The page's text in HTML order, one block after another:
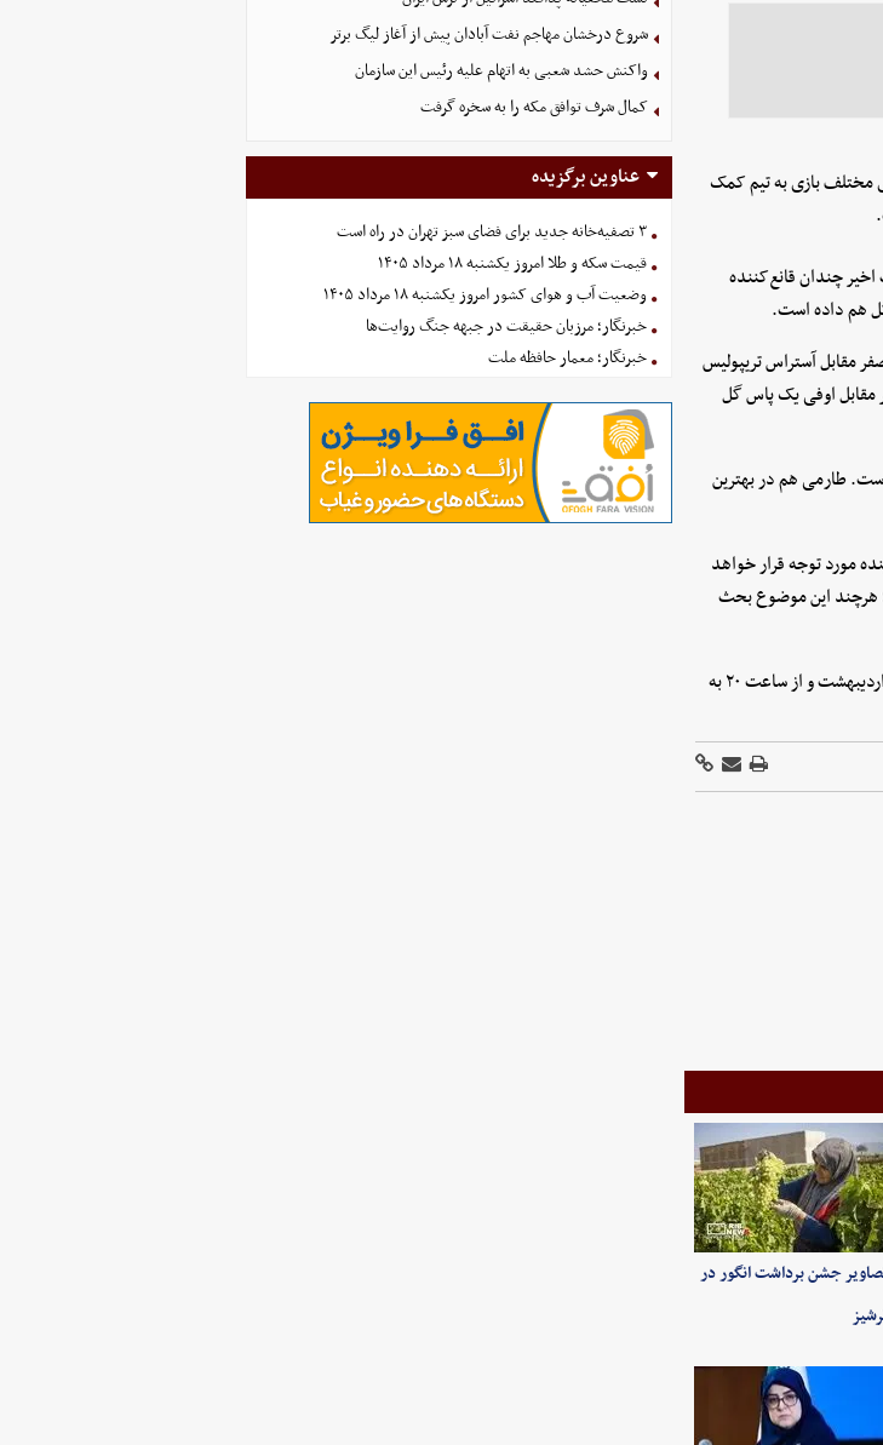
مختلف بازی به تیم کمک
چندان قانع‌کننده
سه ماه است که برای المپیاکوس گل نزده است. آخرین گل طارمی در پیروزی ۳ بر صفر مقابل آستراس تریپولیس
که یک پاس گل هم داد. پس از آن فقط در برد خارج از خانه ۳ بر صفر مقابل اوفی یک پاس گل
طارمی هم در بهترین
مورد توجه قرار خواهد
هرچند این موضوع بحث
لازم به ذکر است که تیم المپیاکوس در دیدار برگشت مرحله نهایی سوپرلیگ یونان شامگاه یکشنبه ۲۰ اردیبهشت و از ساعت ۲۰ به
جشن برداشت انگور در
شروع درخشان مهاجم نفت آبادان پیش از آغاز لیگ برتر
واکنش حشد شعبی به اتهام‌ علیه رئیس این سازمان
کمال شرف توافق مکه را به سخره گرفت
عناوین برگزیده
۳ تصفیه‌خانه جدید برای فضای سبز تهران در راه است
قیمت سکه و طلا امروز یکشنبه ۱۸ مرداد ۱۴۰۵
وضعیت آب و هوای کشور امروز یکشنبه ۱۸ مرداد ۱۴۰۵
خبرنگار؛ مرزبان حقیقت در جبهه جنگ روایت‌ها
خبرنگار؛ معمار حافظه ملت